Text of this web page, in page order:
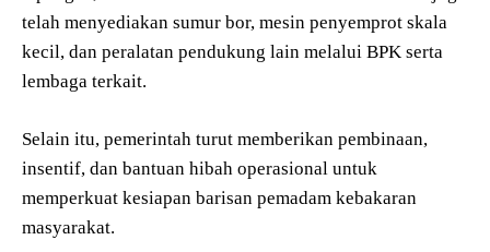
telah menyediakan sumur bor, mesin penyemprot skala
kecil, dan peralatan pendukung lain melalui BPK serta
lembaga terkait.
Selain itu, pemerintah turut memberikan pembinaan,
insentif, dan bantuan hibah operasional untuk
memperkuat kesiapan barisan pemadam kebakaran
masyarakat.